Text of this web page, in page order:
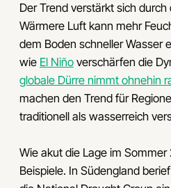
Der Trend verstärkt sich
Wärmere Luft kann mehr
dem Boden schneller Wasser
wie El Niño verschärfen die
globale Dürre nimmt ohnehin
machen den Trend für
traditionell als wasserreich
Wie akut die Lage im
Beispiele. In Südengland